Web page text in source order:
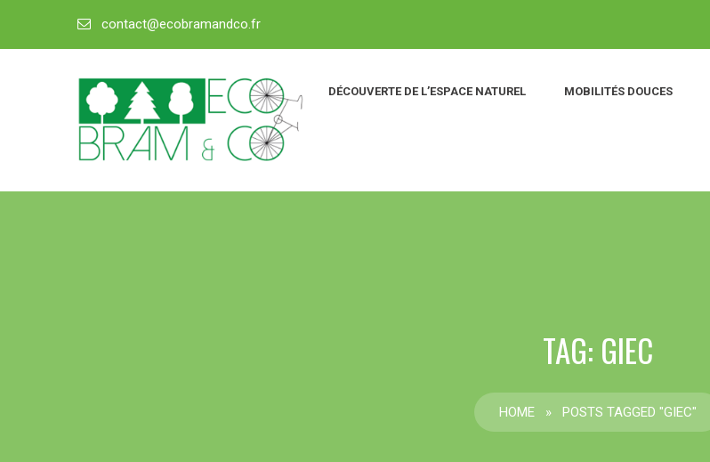
contact@ecobramandco.fr
DÉCOUVERTE DE L’ESPACE NATUREL MOBILITÉS DOUCES
TAG: GIEC
HOME » POSTS TAGGED "GIEC"